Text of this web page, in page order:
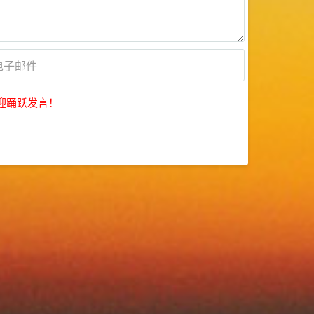
踊跃发言！